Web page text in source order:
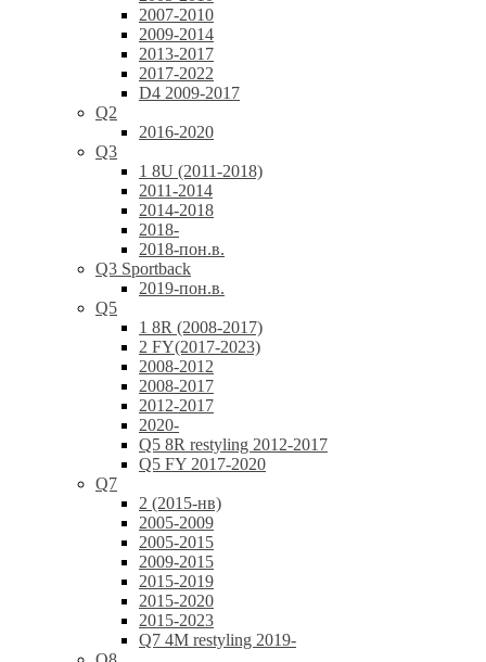
2007-2010
2009-2014
2013-2017
2017-2022
D4 2009-2017
Q2
2016-2020
Q3
1 8U (2011-2018)
2011-2014
2014-2018
2018-
2018-пон.в.
Q3 Sportback
2019-пон.в.
Q5
1 8R (2008-2017)
2 FY(2017-2023)
2008-2012
2008-2017
2012-2017
2020-
Q5 8R restyling 2012-2017
Q5 FY 2017-2020
Q7
2 (2015-нв)
2005-2009
2005-2015
2009-2015
2015-2019
2015-2020
2015-2023
Q7 4M restyling 2019-